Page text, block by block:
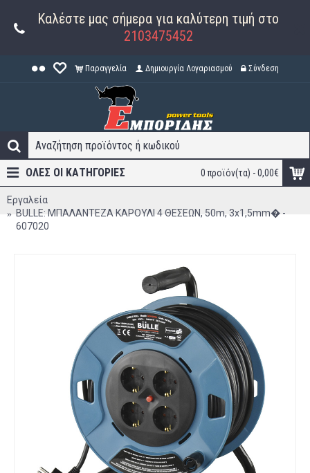
Καλέστε μας σήμερα για καλύτερη τιμή στο
2103475452
Παραγγελία Δημιουργία Λογαριασμού Σύνδεση
0 προϊόν(τα) - 0,00€
ΟΛΕΣ ΟΙ ΚΑΤΗΓΟΡΊΕΣ
Εργαλεία
BULLE: ΜΠΑΛΑΝΤΕΖΑ ΚΑΡΟΥΛΙ 4 ΘΕΣΕΩΝ, 50m, 3x1,5mm� -
607020